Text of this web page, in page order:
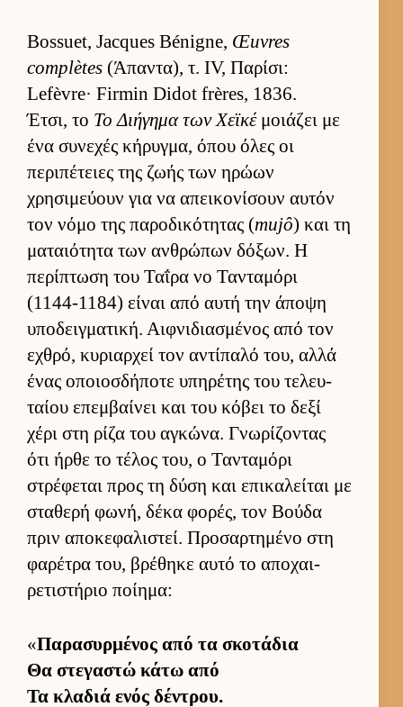
Bossuet, Jacques Bénigne, Œuvres
complètes (Άπαντα), τ. IV, Παρίσι:
Lefèvre· Firmin Didot frères, 1836.
Έτσι, το Το Διήγημα των Χεϊκέμοιάζει με
ένα συνεχές κήρυγ­μα, όπου όλες οι
περιπέτειες της ζωής των ηρώων
χρησιμεύ­ουν για να απει­κονίσουν αυ­τόν
τον νόμο της παροδικότητας (mujô) και τη
ματαιότητα των αν­θρώπων δόξων. Η
περίπτωση του Ταΐρα νο Τανταμόρι
(1144-1184) εί­ναι από αυτή την άποψη
υποδειγ­ματική. Αιφ­νιδια­σμένος από τον
εχθρό, κυριαρ­χεί τον αντίπαλό του, αλλά
ένας οποιοσ­δήποτε υπηρέτης του τελευ­
ταίου επεμ­βαί­νει και του κόβει το δεξί
χέρι στη ρίζα του αγκώνα. Γνωρίζοντας
ότι ήρθε το τέλος του, ο Τανταμόρι
στρέφεται προς τη δύση και επικαλεί­ται με
σταθερή φωνή, δέκα φορές, τον Βούδα
πριν αποκεφαλιστεί. Προσαρ­τημένο στη
φαρέτρα του, βρέθηκε αυτό το αποχαι­
ρετιστήριο ποί­ημα:
«Παρασυρ­μένος από τα σκοτάδια
Θα στεγαστώ κάτω από
Τα κλαδιά ενός δέντρου.